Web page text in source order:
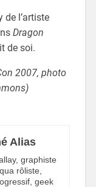
l’artiste
Dragon
de soi.
2007, photo
Alias
graphiste
rôliste,
geek